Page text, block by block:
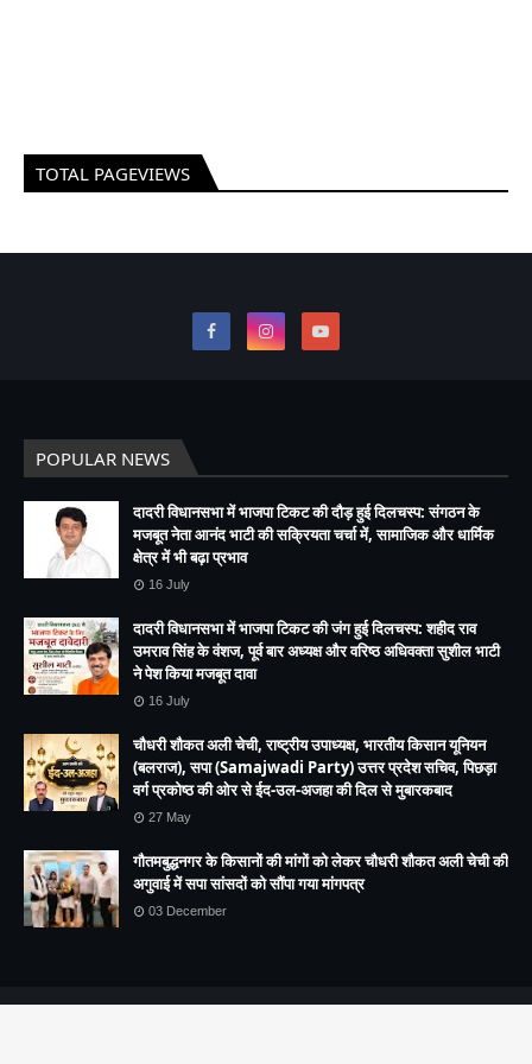
TOTAL PAGEVIEWS
POPULAR NEWS
दादरी विधानसभा में भाजपा टिकट की दौड़ हुई दिलचस्प: संगठन के
मजबूत नेता आनंद भाटी की सक्रियता चर्चा में, सामाजिक और धार्मिक
क्षेत्र में भी बढ़ा प्रभाव
16 July
दादरी विधानसभा में भाजपा टिकट की जंग हुई दिलचस्प: शहीद राव
उमराव सिंह के वंशज, पूर्व बार अध्यक्ष और वरिष्ठ अधिवक्ता सुशील भाटी
ने पेश किया मजबूत दावा
16 July
चौधरी शौकत अली चेची, राष्ट्रीय उपाध्यक्ष, भारतीय किसान यूनियन
(बलराज), सपा (Samajwadi Party) उत्तर प्रदेश सचिव, पिछड़ा
वर्ग प्रकोष्ठ की ओर से ईद-उल-अजहा की दिल से मुबारकबाद
27 May
गौतमबुद्धनगर के किसानों की मांगों को लेकर चौधरी शौकत अली चेची की
अगुवाई में सपा सांसदों को सौंपा गया मांगपत्र
03 December